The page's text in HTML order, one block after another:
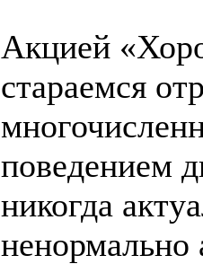
Акцией
стараемся
поведением
никогда